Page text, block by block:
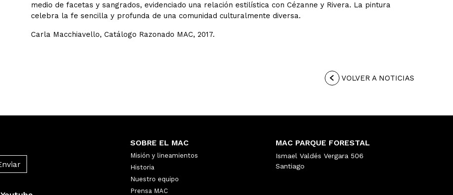
medio de facetas y sangrados, evidenciado una relación estilística con Cézanne y Rivera. La pintura
celebra la fe sencilla y profunda de una comunidad culturalmente diversa.
Carla Macchiavello, Catálogo Razonado MAC, 2017.
VOLVER A NOTICIAS
SOBRE EL MAC
Misión y lineamientos
Historia
Nuestro equipo
Prensa MAC
MAC PARQUE FORESTAL
Ismael Valdés Vergara 506
Santiago